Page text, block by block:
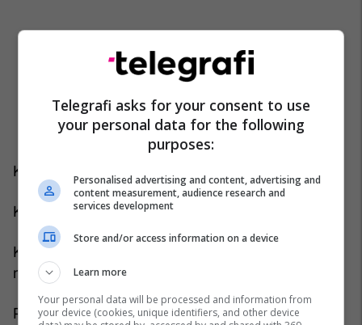
Ka nevojë për njerëz që ngrihen.
Ka nevojë për njerëz që nuk heshtin.
Ka nevojë për njerëz që nuk e duan vendin vetëm
në teori, por edhe në sakrificë.
Prandaj, mos më tregoni si duhet ta dua
Telegrafi asks for your consent to use
your personal data for the following
purposes:
Personalised advertising and content, advertising and
content measurement, audience research and
services development
Store and/or access information on a device
Learn more
Your personal data will be processed and information from
your device (cookies, unique identifiers, and other device